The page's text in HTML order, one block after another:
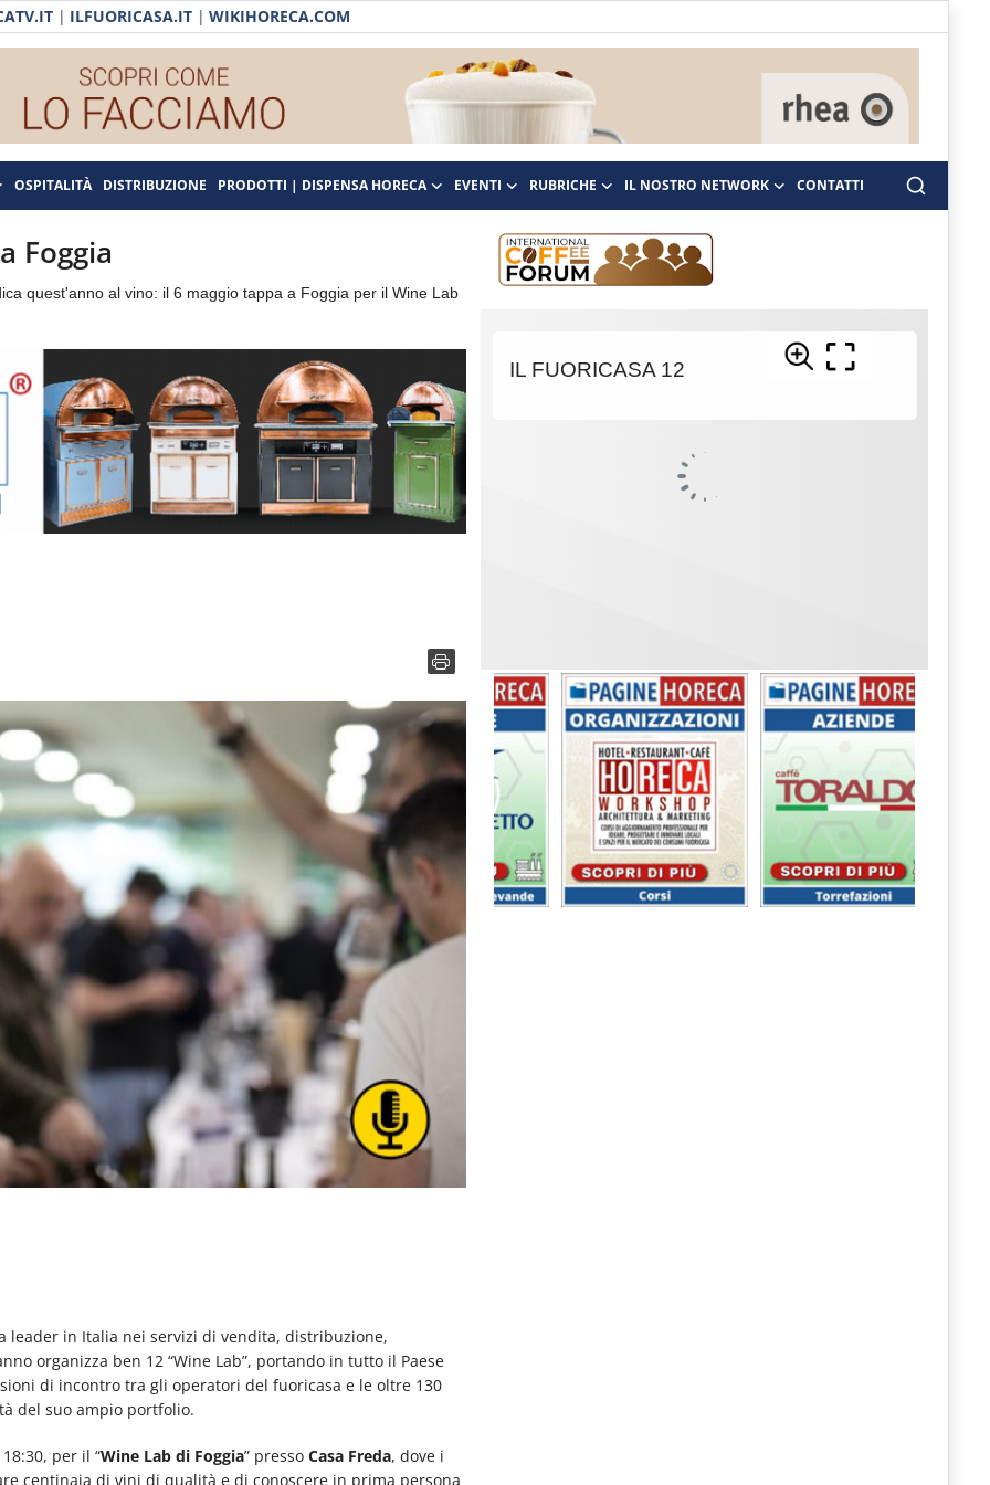
| ILFUORICASA.IT | WIKIHORECA.COM
OSPITALITÀ DISTRIBUZIONE PRODOTTI | DISPENSA HORECA EVENTI RUBRICHE IL NOSTRO NETWORK CONTATTI
Foggia
quest'anno al vino: il 6 maggio tappa a Foggia per il Wine Lab
leader in Italia nei servizi di vendita, distribuzione,
organizza ben 12 “Wine Lab”, portando in tutto il Paese
di incontro tra gli operatori del fuoricasa e le oltre 130
del suo ampio portfolio.
per il “Wine Lab di Foggia” presso Casa Freda, dove i
centinaia di vini di qualità e di conoscere in prima persona